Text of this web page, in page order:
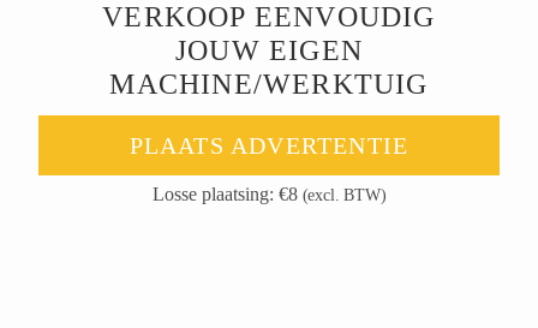
VERKOOP EENVOUDIG
JOUW EIGEN
MACHINE/WERKTUIG
PLAATS ADVERTENTIE
Losse plaatsing: €8 (excl. BTW)